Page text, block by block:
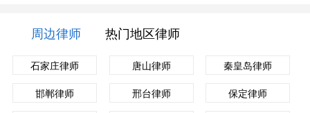
周边律师 热门地区律师
石家庄律师 唐山律师 秦皇岛律师
邯郸律师 邢台律师 保定律师